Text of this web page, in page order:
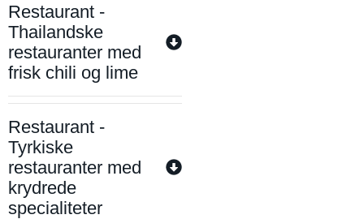
Restaurant -
Thailandske
restauranter med
frisk chili og lime
Restaurant -
Tyrkiske
restauranter med
krydrede
specialiteter